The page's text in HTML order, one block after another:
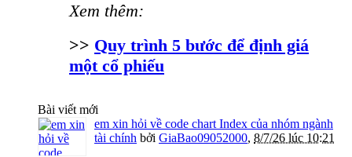
Xem thêm:
>> Quy trình 5 bước để định giá
một cổ phiếu
Bài viết mới
em xin hỏi về code chart Index của nhóm ngành
tài chính bởi GiaBao09052000, 8/7/26 lúc 10:21